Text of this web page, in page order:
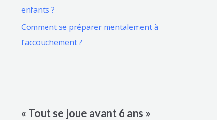
enfants ?
Comment se préparer mentalement à
l’accouchement ?
« Tout se joue avant 6 ans »